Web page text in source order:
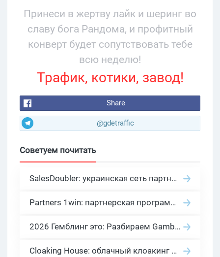
Принеси в жертву лайк и шеринг во
славу бога Рандома, и профитный
конверт будет сопутствовать тебе
всю неделю!
Трафик, котики, завод!
Share
@gdetraffic
Советуем почитать
SalesDoubler: украинская сеть партнерских программ с оплатой за действие
Partners 1win: партнерская программа казино в нише гемблинг арбитраж
2026 Гемблинг это: Разбираем Gambling вертикаль, и все что связано с гемблинг и беттинг офферами
Cloaking House: облачный клоакинг для фильтрации ботов FB и Google Ads — гайд PHP-интеграции 2026